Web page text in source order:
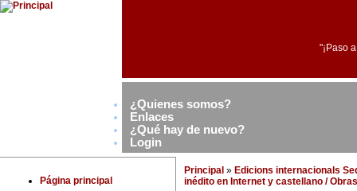
"¡Paso
¿Quienes somos?
Enlaces
¿Qué hay de nuevo?
Login
Página principal
Principal » Edicions internacionals
inédito en Internet y castellano /